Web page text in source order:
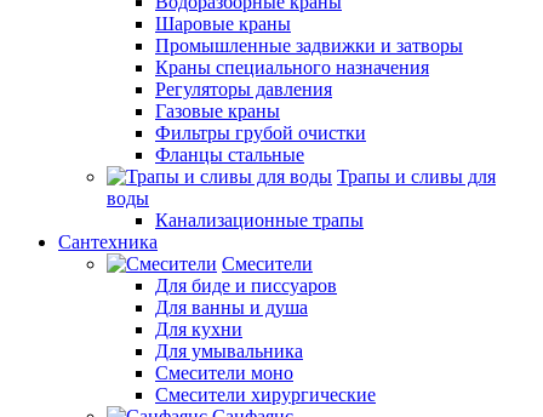
Шаровые краны
Промышленные задвижки и затворы
Краны специального назначения
Регуляторы давления
Газовые краны
Фильтры грубой очистки
Фланцы стальные
Трапы и сливы для
воды
Канализационные трапы
Сантехника
Смесители
Для биде и писсуаров
Для ванны и душа
Для кухни
Для умывальника
Смесители моно
Смесители хирургические